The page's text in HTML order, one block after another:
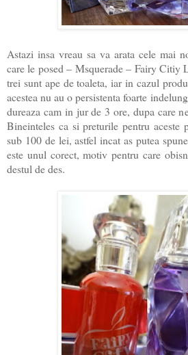
Astazi insa vreau sa va arata cele mai
care le posed – Msquerade – Fairy Citiy
trei sunt ape de toaleta, iar in cazul
acestea nu au o persistenta foarte
dureaza cam in jur de 3 ore, dupa care
Bineinteles ca si preturile pentru aceste
sub 100 de lei, astfel incat as putea
este unul corect, motiv pentru care
destul de des.